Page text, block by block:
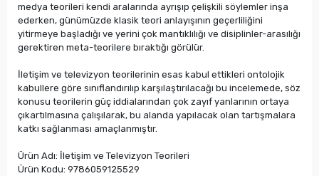
medya teorileri kendi aralarında ayrışıp çelişkili söylemler inşa
ederken, günümüzde klasik teori anlayışının geçerliliğini
yitirmeye başladığı ve yerini çok mantıklılığı ve disiplinler-arasılığı
gerektiren meta-teorilere bıraktığı görülür.
İletişim ve televizyon teorilerinin esas kabul ettikleri ontolojik
kabullere göre sınıflandırılıp karşılaştırılacağı bu incelemede, söz
konusu teorilerin güç iddialarından çok zayıf yanlarının ortaya
çıkartılmasına çalışılarak, bu alanda yapılacak olan tartışmalara
katkı sağlanması amaçlanmıştır.
Ürün Adı: İletişim ve Televizyon Teorileri
Ürün Kodu: 9786059125529